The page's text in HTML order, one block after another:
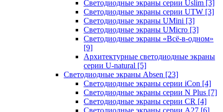
Светодиодные экраны серии Uslim [3]
Светодиодные экраны серии UTW [3]
Светодиодные экраны UMini [3]
Светодиодные экраны UMicro [3]
Светодиодные экраны «Всё-в-одном»
[9]
Архитектурные светодиодные экраны
серии U-natural [5]
Светодиодные экраны Absen [23]
Светодиодные экраны серии iCon [4]
Светодиодные экраны серии N Plus [7]
Светодиодные экраны серии CR [4]
Светодиодные экраны серии А27 [6]